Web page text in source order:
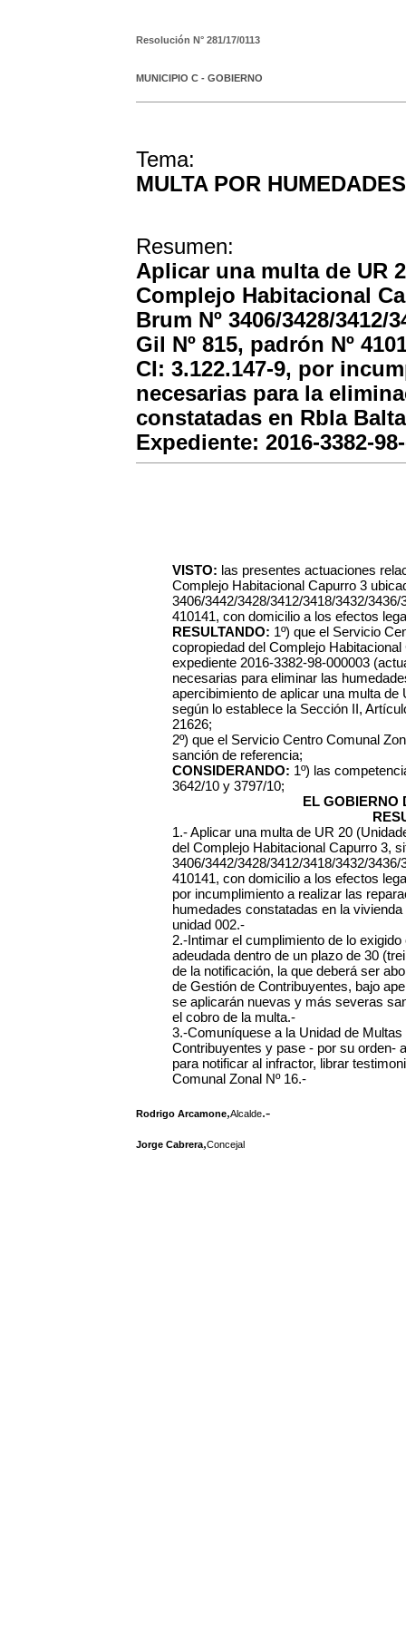
Resolución N° 281/17/0113
MUNICIPIO C - GOBIERNO
Tema:
MULTA POR HUMEDADES
Resumen:
Aplicar una multa de UR
Complejo Habitacional
Brum Nº 3406/3428/3412/
Gil Nº 815, padrón Nº
CI: 3.122.147-9, por
necesarias para la
constatadas en Rbla
Expediente: 2016-3382-
VISTO: las presentes actuaciones
Complejo Habitacional Capurro 3
3406/3442/3428/3412/3418/3432/
410141, con domicilio a los efectos
RESULTANDO: 1º) que el Servicio
copropiedad del Complejo
expediente 2016-3382-98-000003
necesarias para eliminar las
apercibimiento de aplicar una multa
según lo establece la Sección II,
21626;
2º) que el Servicio Centro Comunal
sanción de referencia;
CONSIDERANDO: 1º) las
3642/10 y 3797/10;
EL GOBIERNO
1.- Aplicar una multa de UR 20
del Complejo Habitacional Capurro 3,
3406/3442/3428/3412/3418/3432/
410141, con domicilio a los efectos
por incumplimiento a realizar las
humedades constatadas en la
unidad 002.-
2.-Intimar el cumplimiento de lo
adeudada dentro de un plazo de 30
de la notificación, la que deberá ser
de Gestión de Contribuyentes, bajo
se aplicarán nuevas y más severas
el cobro de la multa.-
3.-Comuníquese a la Unidad de
Contribuyentes y pase - por su orden-
para notificar al infractor, librar
Comunal Zonal Nº 16.-
Rodrigo Arcamone,Alcalde.-
Jorge Cabrera,Concejal